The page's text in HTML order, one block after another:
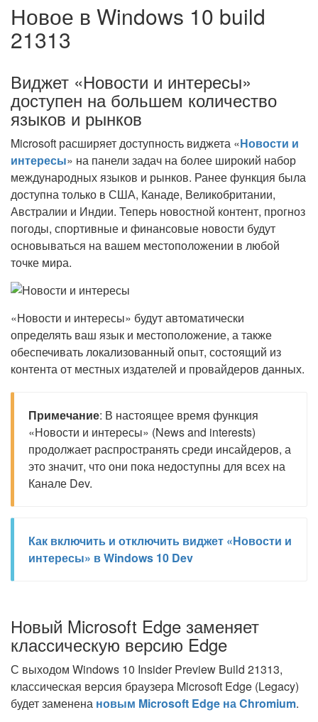
Новое в Windows 10 build
21313
Виджет «Новости и интересы»
доступен на большем количество
языков и рынков
Microsoft расширяет доступность виджета «Новости и
интересы» на панели задач на более широкий набор
международных языков и рынков. Ранее функция была
доступна только в США, Канаде, Великобритании,
Австралии и Индии. Теперь новостной контент, прогноз
погоды, спортивные и финансовые новости будут
основываться на вашем местоположении в любой
точке мира.
«Новости и интересы» будут автоматически
определять ваш язык и местоположение, а также
обеспечивать локализованный опыт, состоящий из
контента от местных издателей и провайдеров данных.
Примечание: В настоящее время функция
«Новости и интересы» (News and interests)
продолжает распространять среди инсайдеров, а
это значит, что они пока недоступны для всех на
Канале Dev.
Как включить и отключить виджет «Новости и
интересы» в Windows 10 Dev
Новый Microsoft Edge заменяет
классическую версию Edge
С выходом Windows 10 Insider Preview Build 21313,
классическая версия браузера Microsoft Edge (Legacy)
будет заменена новым Microsoft Edge на Chromium.